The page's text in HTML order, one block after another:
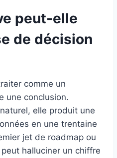
peut-elle
de décision
comme un
une conclusion.
elle produit une
en une trentaine
jet de roadmap ou
halluciner un chiffre